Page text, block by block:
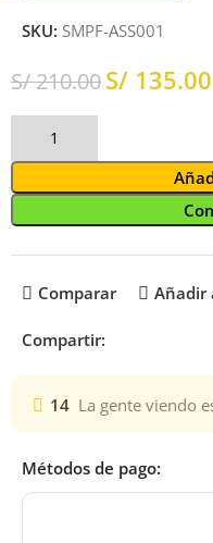
SKU: SMPF-ASS001
S/210.00S/ 135.00
Comparar Añadir
Compartir:
14 La gente viendo
Métodos de pago: